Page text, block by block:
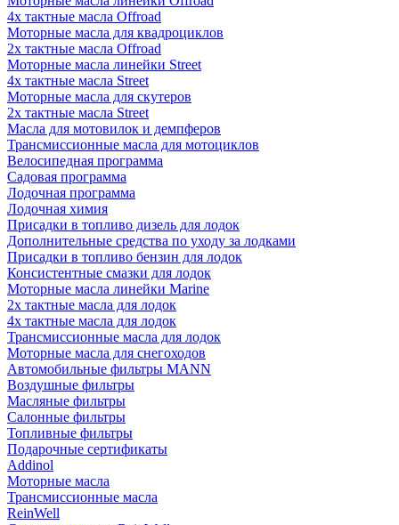
4х тактные масла Offroad
Моторные масла для квадроциклов
2х тактные масла Offroad
Моторные масла линейки Street
4х тактные масла Street
Моторные масла для скутеров
2х тактные масла Street
Масла для мотовилок и демпферов
Трансмиссионные масла для мотоциклов
Велосипедная программа
Садовая программа
Лодочная программа
Лодочная химия
Присадки в топливо дизель для лодок
Дополнительные средства по уходу за лодками
Присадки в топливо бензин для лодок
Консистентные смазки для лодок
Моторные масла линейки Marine
2х тактные масла для лодок
4х тактные масла для лодок
Трансмиссионные масла для лодок
Моторные масла для снегоходов
Автомобильные фильтры MANN
Воздушные фильтры
Масляные фильтры
Салонные фильтры
Топливные фильтры
Подарочные сертификаты
Addinol
Моторные масла
Трансмиссионные масла
ReinWell